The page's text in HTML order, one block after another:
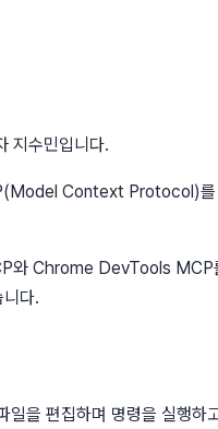
지수민입니다.
Context Protocol)를
와 Chrome DevTools MCP
다.
을 편집하며 명령을 실행하